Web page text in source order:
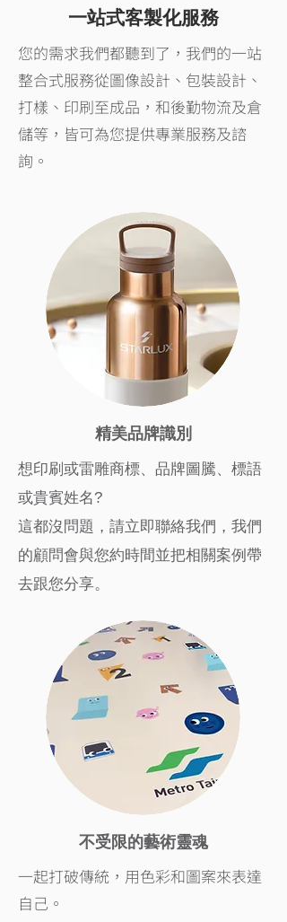
一站式客製化服務
您的需求我們都聽到了，我們的一站
整合式服務從圖像設計、包裝設計、
打樣、印刷至成品，和後勤物流及倉
儲等，皆可為您提供專業服務及諮
詢。
精美品牌識別
想印刷或雷雕商標、品牌圖騰、標語
或貴賓姓名?
這都沒問題，請立即聯絡我們，我們
的顧問會與您約時間並把相關案例帶
去跟您分享。
不受限的藝術靈魂
一起打破傳統，用色彩和圖案來表達
自己。